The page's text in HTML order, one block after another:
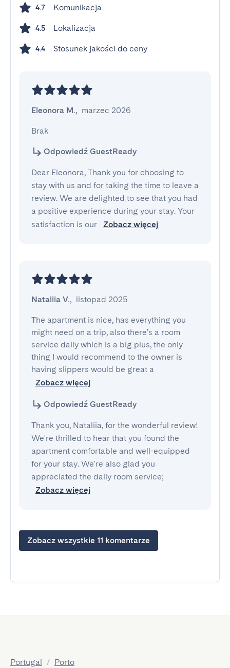
4.7 Komunikacja
4.5 Lokalizacja
4.4 Stosunek jakości do ceny
Eleonora M., marzec 2026
Brak
Odpowiedź GuestReady
Dear Eleonora, Thank you for choosing to
stay with us and for taking the time to leave a
review. We are delighted to see that you had
a positive experience during your stay. Your
satisfaction is our
Zobacz więcej
Nataliia V., listopad 2025
The apartment is nice, has everything you
might need on a trip, also there’s a room
service daily which is a big plus, the only
thing I would recommend to the owner is
having slippers would be great a
Zobacz więcej
Odpowiedź GuestReady
Thank you, Nataliia, for the wonderful review!
We're thrilled to hear that you found the
apartment comfortable and well-equipped
for your stay. We're also glad you
appreciated the daily room service;
Zobacz więcej
Zobacz wszystkie 11 komentarze
Portugal / Porto